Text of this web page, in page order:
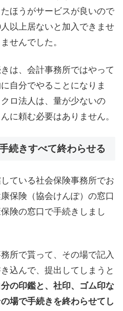
ほうがサービスが良いので
以上居ないと加入できませ
せんでした。
は、会計事務所ではやって
自分でやることになりま
ロ法人は、量が少ないの
に頼む必要はありません。
続きすべて終わらせる
ている社会保険事務所でお
保険（協会けんぽ）の窓口
険の窓口で手続きしまし
所で貰って、その場で記入
込んで、提出してしまうと
分の印鑑と、社印、ゴム印な
場で手続きを終わらせてし